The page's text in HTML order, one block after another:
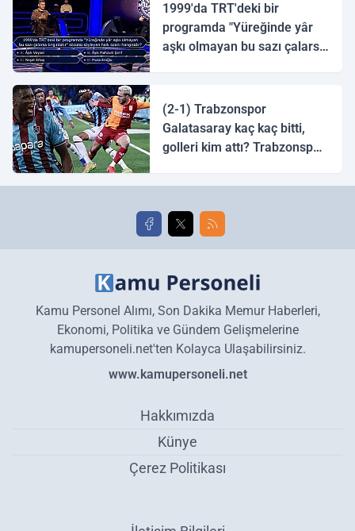
1999'da TRT'deki bir
programda "Yüreğinde yâr
aşkı olmayan bu sazı çalarsa
(2-1) Trabzonspor
Galatasaray kaç kaç bitti,
golleri kim attı? Trabzonspor
golleri!
Kamu Personel Alımı, Son Dakika Memur Haberleri,
Ekonomi, Politika ve Gündem Gelişmelerine
kamupersoneli.net'ten Kolayca Ulaşabilirsiniz.
www.kamupersoneli.net
Hakkımızda
Künye
Çerez Politikası